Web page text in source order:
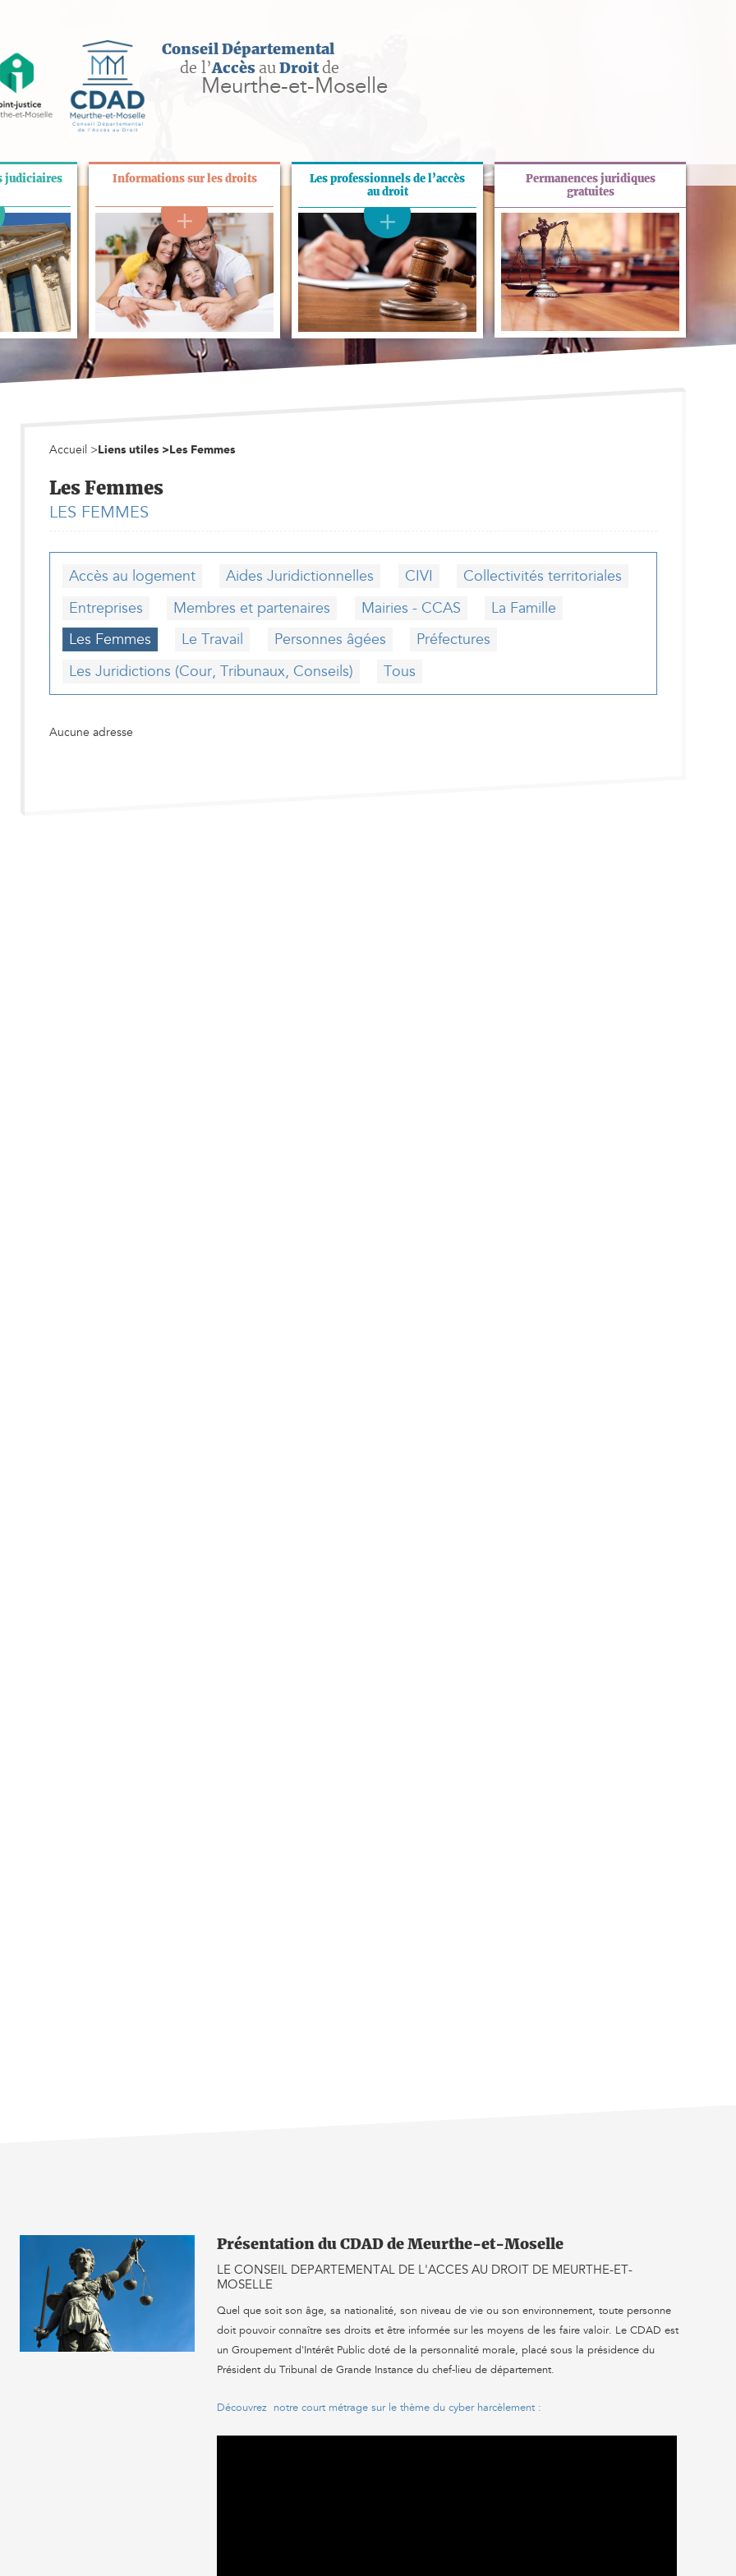
Conseil Départemental
de l’Accès auDroitde
Meurthe-et-Moselle
judiciaires Informations sur les droits
Les professionnels de l’accès
au droit
Permanences juridiques
gratuites
Accueil > Liens utiles > Les Femmes
Les Femmes
LES FEMMES
Accès au logement Aides Juridictionnelles CIVI
Collectivités territoriales
Entreprises
Membres et partenaires Mairies - CCAS
La Famille
Les Femmes
Le Travail Personnes âgées
Préfectures
Les Juridictions (Cour, Tribunaux, Conseils)
Tous
Aucune adresse
Présentation du CDAD de Meurthe-et-Moselle
LE CONSEIL DEPARTEMENTAL DE L'ACCES AU DROIT DE MEURTHE-ET-
MOSELLE
Quel que soit son âge, sa nationalité, son niveau de vie ou son environnement, toute personne
doit pouvoir connaître ses droits et être informée sur les moyens de les faire valoir. Le CDAD est
un Groupement d'Intérêt Public doté de la personnalité morale, placé sous la présidence du
Président du Tribunal de Grande Instance du chef-lieu de département.
Découvrez notre court métrage sur le thème du cyber harcèlement :